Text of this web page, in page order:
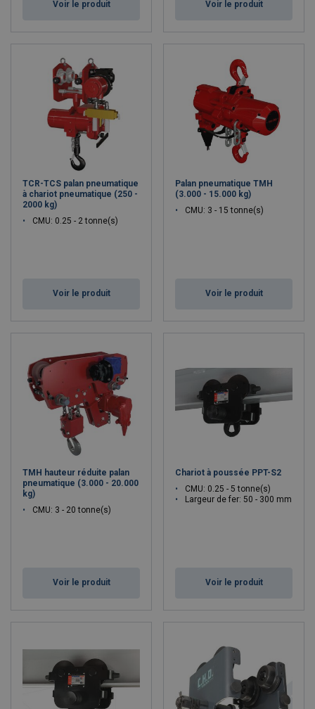
Voir le produit Voir le produit
TCR-TCS palan pneumatique
à chariot pneumatique (250 -
2000 kg)
CMU: 0.25 - 2 tonne(s)
Voir le produit
Palan pneumatique TMH
(3.000 - 15.000 kg)
CMU: 3 - 15 tonne(s)
Voir le produit
TMH hauteur réduite palan
pneumatique (3.000 - 20.000
kg)
CMU: 3 - 20 tonne(s)
Voir le produit
Chariot à poussée PPT-S2
CMU: 0.25 - 5 tonne(s)
Largeur de fer: 50 - 300 mm
Voir le produit